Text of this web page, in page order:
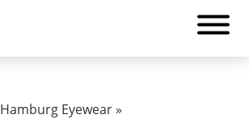
Hamburg Eyewear»